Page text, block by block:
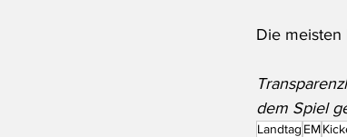
Die meisten
dem Spiel
Landtag EM